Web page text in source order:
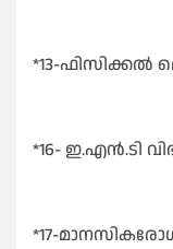
*13-ഫിസിക്കൽ
*16- ഇ.എൻ.ടി
*17-